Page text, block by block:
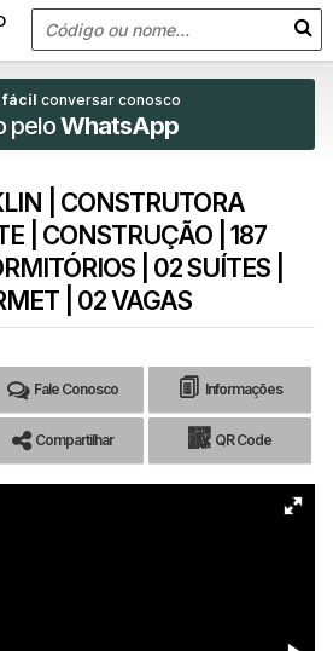
fácil conversar conosco
peloWhatsApp
| CONSTRUTORA
| CONSTRUÇÃO | 187
| 02 SUÍTES |
| 02 VAGAS
Fale Conosco Informações
Compartilhar QR Code